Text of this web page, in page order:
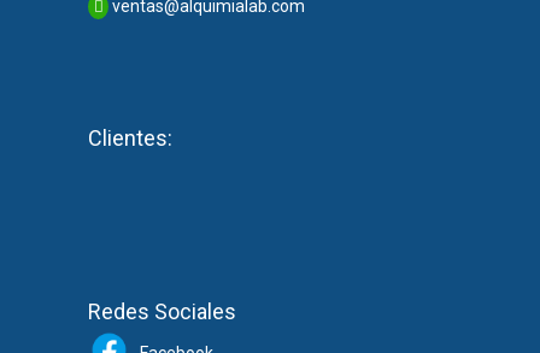
ventas@alquimialab.com
Clientes:
Redes Sociales